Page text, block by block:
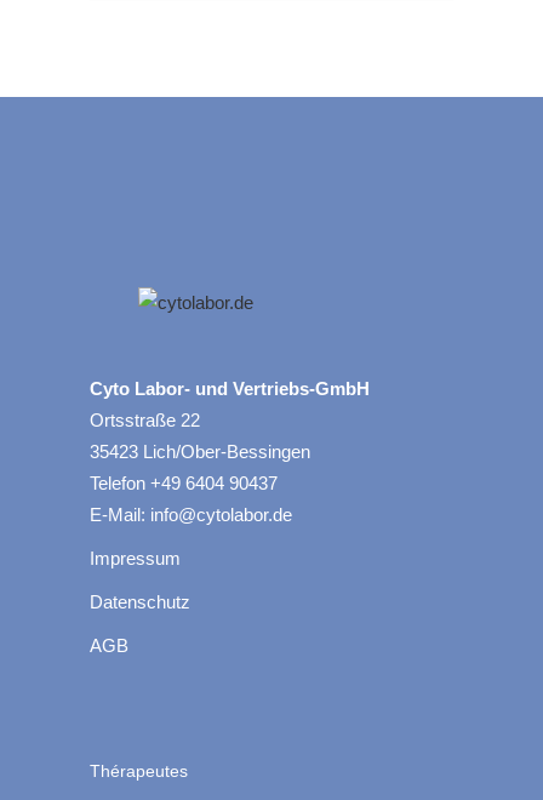
Cyto Labor- und Vertriebs-GmbH
Ortsstraße 22
35423 Lich/Ober-Bessingen
Telefon +49 6404 90437
E-Mail: info@cytolabor.de
Impressum
Datenschutz
AGB
Thérapeutes